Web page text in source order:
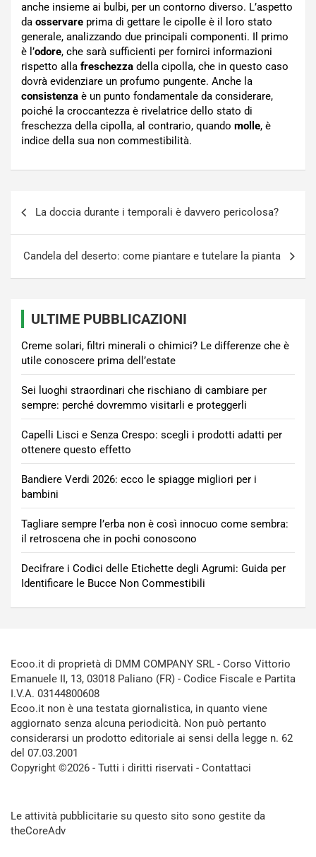
anche insieme ai bulbi, per un contorno diverso. L’aspetto
da osservare prima di gettare le cipolle è il loro stato
generale, analizzando due principali componenti. Il primo
è l’odore, che sarà sufficienti per fornirci informazioni
rispetto alla freschezza della cipolla, che in questo caso
dovrà evidenziare un profumo pungente. Anche la
consistenza è un punto fondamentale da considerare,
poiché la croccantezza è rivelatrice dello stato di
freschezza della cipolla, al contrario, quando molle, è
indice della sua non commestibilità.
La doccia durante i temporali è davvero pericolosa?
Candela del deserto: come piantare e tutelare la pianta
ULTIME PUBBLICAZIONI
Creme solari, filtri minerali o chimici? Le differenze che è
utile conoscere prima dell’estate
Sei luoghi straordinari che rischiano di cambiare per
sempre: perché dovremmo visitarli e proteggerli
Capelli Lisci e Senza Crespo: scegli i prodotti adatti per
ottenere questo effetto
Bandiere Verdi 2026: ecco le spiagge migliori per i
bambini
Tagliare sempre l’erba non è così innocuo come sembra:
il retroscena che in pochi conoscono
Decifrare i Codici delle Etichette degli Agrumi: Guida per
Identificare le Bucce Non Commestibili
Ecoo.it di proprietà di DMM COMPANY SRL - Corso Vittorio
Emanuele II, 13, 03018 Paliano (FR) - Codice Fiscale e Partita
I.V.A. 03144800608
Ecoo.it non è una testata giornalistica, in quanto viene
aggiornato senza alcuna periodicità. Non può pertanto
considerarsi un prodotto editoriale ai sensi della legge n. 62
del 07.03.2001
Copyright ©2026 - Tutti i diritti riservati - Contattaci
Le attività pubblicitarie su questo sito sono gestite da
theCoreAdv